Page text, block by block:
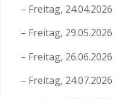
– Freitag, 24.04.2026
– Freitag, 29.05.2026
– Freitag, 26.06.2026
– Freitag, 24.07.2026